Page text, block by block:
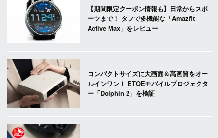
【期間限定クーポン情報も】日常からスポ
ーツまで！ タフで多機能な「Amazfit
Active Max」をレビュー
コンパクトサイズに大画面＆高画質をオー
ルインワン！ ETOEモバイルプロジェクタ
ー「Dolphin 2」を検証